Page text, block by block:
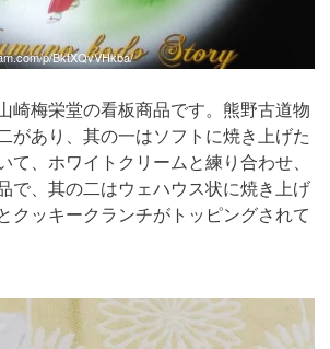
p/BktXQvVHkba/
崎梅栄堂の看板商品です。熊野古道物
があり、其の一はソフトに焼き上げた
て、ホワイトクリームと練り合わせ、
で、其の二はウェハウス状に焼き上げ
クッキークランチがトッピングされて